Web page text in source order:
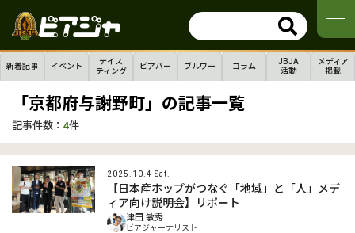
新着記事 イベント
テイス
ティング
ビアバー ブルワー コラム
JBJA
活動
メディア
掲載
「京都府与謝野町」の記事一覧
記事件数： 4件
2025.10.4 Sat.
【日本産ホップがつなぐ「地域」と「人」メデ
ィア向け説明会】リポート
津田 敏秀
ビアジャーナリスト